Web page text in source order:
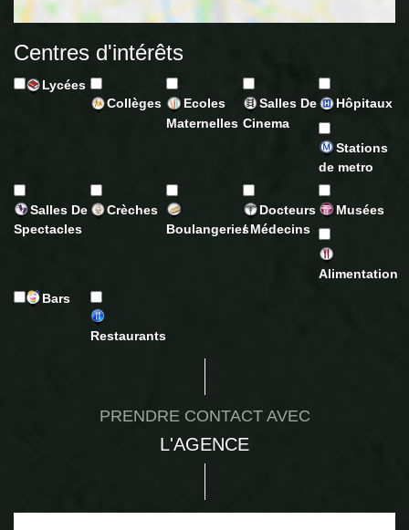
Centres d'intérêts
Lycées
Collèges
Ecoles
Maternelles
Salles De
Cinema
Hôpitaux
Stations
de metro
Salles De
Spectacles
Crèches
Boulangeries
Docteurs
/ Médecins
Musées
Alimentation
Bars
Restaurants
PRENDRE CONTACT AVEC
L'AGENCE